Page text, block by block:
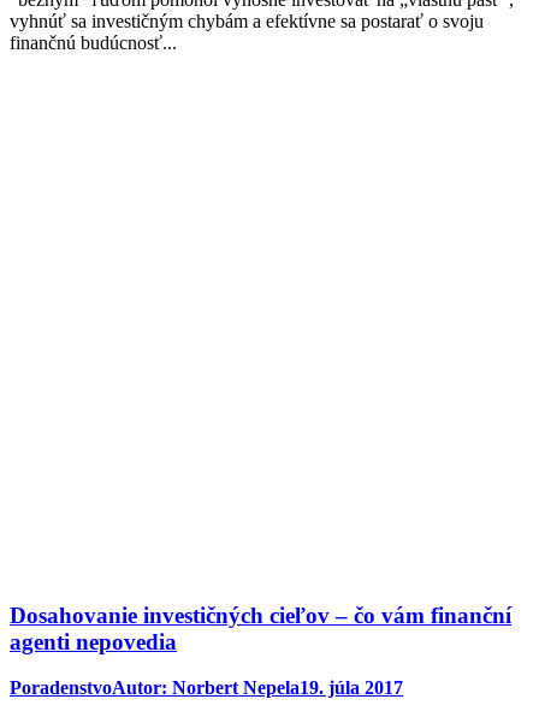
vyhnúť sa investičným chybám a efektívne sa postarať o svoju
finančnú budúcnosť...
Dosahovanie investičných cieľov – čo vám finanční
agenti nepovedia
PoradenstvoAutor: Norbert Nepela19. júla 2017